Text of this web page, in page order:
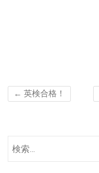
← 英検合格！